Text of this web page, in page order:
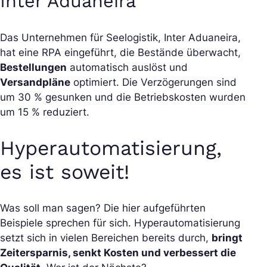
Das Unternehmen für Seelogistik, Inter Aduaneira,
hat eine RPA eingeführt, die Bestände überwacht,
Bestellungen automatisch auslöst und
Versandpläne optimiert. Die Verzögerungen sind
um 30 % gesunken und die Betriebskosten wurden
um 15 % reduziert.
Hyperautomatisierung,
es ist soweit!
Was soll man sagen? Die hier aufgeführten
Beispiele sprechen für sich. Hyperautomatisierung
setzt sich in vielen Bereichen bereits durch, bringt
Zeitersparnis, senkt Kosten und verbessert die